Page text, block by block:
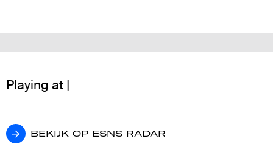
Playing at |
BEKIJK OP ESNS RADAR
BEKIJK OP ESNS RADAR